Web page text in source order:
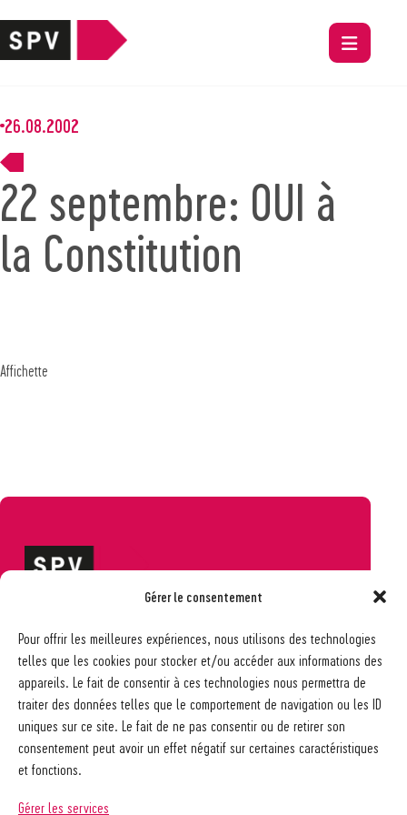
Gérer le consentement
Pour offrir les meilleures expériences, nous utilisons des technologies
telles que les cookies pour stocker et/ou accéder aux informations des
appareils. Le fait de consentir à ces technologies nous permettra de
traiter des données telles que le comportement de navigation ou les ID
uniques sur ce site. Le fait de ne pas consentir ou de retirer son
consentement peut avoir un effet négatif sur certaines caractéristiques
et fonctions.
Gérer les services
26.08.2002
22 septembre: OUI à
la Constitution
Affichette
Ch. des Allinges 2
1006 Lausanne
021 617 65 59
info@spv-vd.ch
FAQ
Les associations
Nos guides pratiques